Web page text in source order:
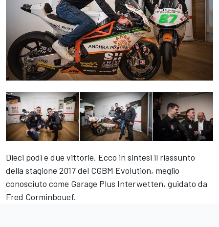
Dieci podi e due vittorie. Ecco in sintesi il riassunto
della stagione 2017 del CGBM Evolution, meglio
conosciuto come Garage Plus Interwetten, guidato da
Fred Corminbouef.